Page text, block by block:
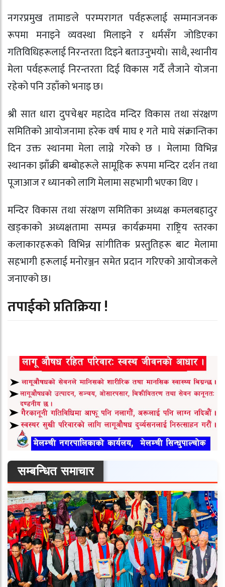
नगरप्रमुख तामाङले परम्परागत पर्वहरूलाई सम्मानजनक
रूपमा मनाइने व्यवस्था मिलाइने र धर्मसँग जोडिएका
गतिविधिहरूलाई निरन्तरता दिइने बताउनुभयो। साथै, स्थानीय
मेला पर्वहरूलाई निरन्तरता दिई विकास गर्दै लैजाने योजना
रहेको पनि उहाँको भनाइ छ।
श्री सात धारा दुपचेश्वर महादेव मन्दिर विकास तथा संरक्षण
समितिको आयोजनामा हरेक वर्ष माघ १ गते माघे संक्रान्तिका
दिन उक्त स्थानमा मेला लाग्ने गरेको छ । मेलामा विभिन्न
स्थानका झाँक्री बम्बोहरूले सामूहिक रूपमा मन्दिर दर्शन तथा
पूजाआज र ध्यानको लागि मेलामा सहभागी भएका थिए ।
मन्दिर विकास तथा संरक्षण समितिका अध्यक्ष कमलबहादुर
खड्काको अध्यक्षतामा सम्पन्न कार्यक्रममा राष्ट्रिय स्तरका
कलाकारहरूको विभिन्न सांगीतिक प्रस्तुतिहरू बाट मेलामा
सहभागी हरूलाई मनोरञ्जन समेत प्रदान गरिएको आयोजकले
जनाएको छ।
तपाईको प्रतिक्रिया !
सम्बन्धित समाचार